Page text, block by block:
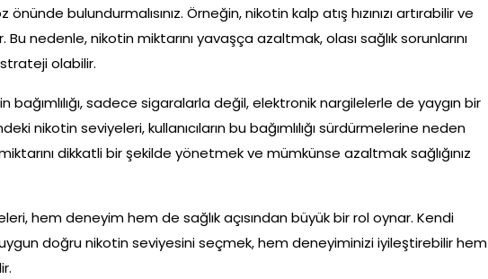
bulundurmalısınız. Örneğin, nikotin kalp atış hızınızı artırabilir ve
Bu nedenle, nikotin miktarını yavaşça azaltmak, olası sağlık sorunlarını
olabilir.
bağımlılığı, sadece sigaralarla değil, elektronik nargilelerle de yaygın bir
nikotin seviyeleri, kullanıcıların bu bağımlılığı sürdürmelerine neden
dikkatli bir şekilde yönetmek ve mümkünse azaltmak sağlığınız
hem deneyim hem de sağlık açısından büyük bir rol oynar. Kendi
uygun doğru nikotin seviyesini seçmek, hem deneyiminizi iyileştirebilir hem